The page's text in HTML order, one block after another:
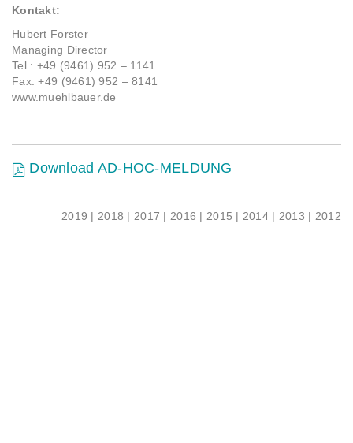
Kontakt:
Hubert Forster
Managing Director
Tel.: +49 (9461) 952 – 1141
Fax: +49 (9461) 952 – 8141
www.muehlbauer.de
Download AD-HOC-MELDUNG
2019 |2018 |2017 | 2016 | 2015 | 2014 | 2013 | 2012